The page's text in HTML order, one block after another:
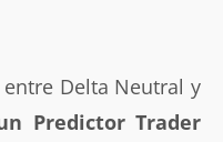
Delta Neutral y
Predictor Trader